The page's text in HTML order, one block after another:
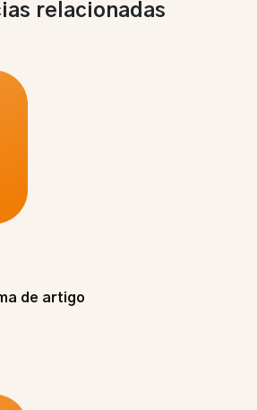
relacionadas
de artigo